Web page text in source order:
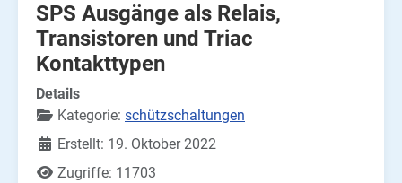
SPS Ausgänge als Relais,
Transistoren und Triac
Kontakttypen
Details
Kategorie: schützschaltungen
Erstellt: 19. Oktober 2022
Zugriffe: 11703